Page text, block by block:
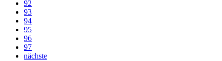
92
93
94
95
96
97
nächste